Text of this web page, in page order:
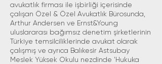
avukatlık firması ile işbirliği içerisinde
çalışan Özel & Özel Avukatlık Bürosunda,
Arthur Andersen ve Ernst&Young
uluslararası bağımsız denetim şirketlerinin
Türkiye temsilciliklerinde avukat olarak
çalışmış ve ayrıca Balıkesir Astsubay
Meslek Yüksek Okulu nezdinde 'Hukuka